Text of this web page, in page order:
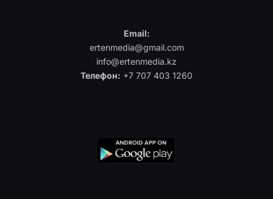
Email:
ertenmedia@gmail.com
info@ertenmedia.kz
Телефон: +7 707 403 1260